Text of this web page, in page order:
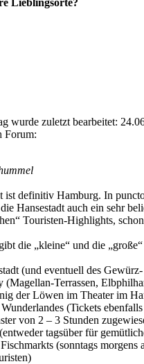
wurde zuletzt bearbeitet:
Forum:
ist definitiv Hamburg. In
Hansestadt auch ein sehr
Touristen-Highlights,
die „kleine“ und die
(und eventuell des
(Magellan-Terrassen,
der Löwen im Theater im
(Tickets
von 2 – 3 Stunden
tagsüber für
(sonntags